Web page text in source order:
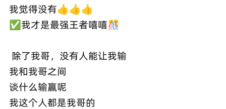
我觉得没有👍👍👍
✅我才是最强王者嘻嘻🎊
除了我哥，没有人能让我输
我和我哥之间
谈什么输赢呢
我这个人都是我哥的